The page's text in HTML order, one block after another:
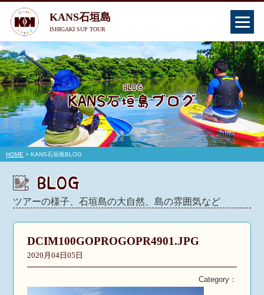
KANS石垣島
ISHIGAKI SUP TOUR
HOME > KANS石垣島BLOG
ツアーの様子、石垣島の大自然、島の雰囲気など
DCIM100GOPROGOPR4901.JPG
2020月04日05日
Category：